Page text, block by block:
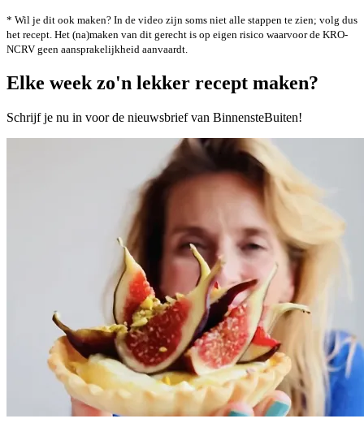
* Wil je dit ook maken? In de video zijn soms niet alle stappen te zien; volg dus
het recept. Het (na)maken van dit gerecht is op eigen risico waarvoor de KRO-
NCRV geen aansprakelijkheid aanvaardt.
Elke week zo'n lekker recept maken?
Schrijf je nu in voor de nieuwsbrief van BinnensteBuiten!